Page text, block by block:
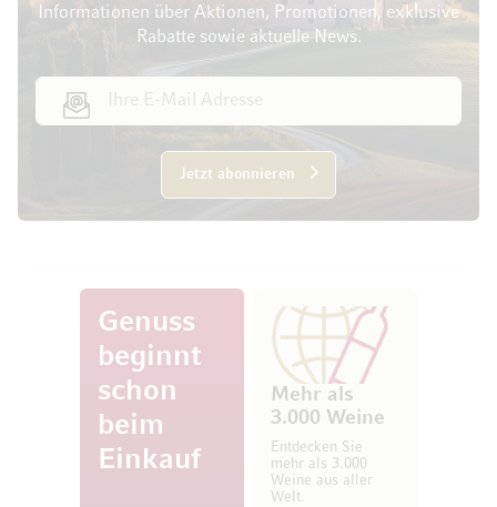
Informationen über Aktionen, Promotionen, exklusive
Rabatte sowie aktuelle News.
E-Mail Adresse
Jetzt abonnieren
Genuss
beginnt
schon
beim
Einkauf
Mehr als
3.000 Weine
Entdecken Sie
mehr als 3.000
Weine aus aller
Welt.